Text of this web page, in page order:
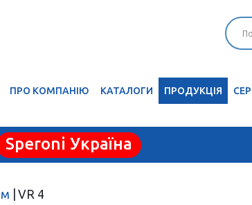
ПРО КОМПАНІЮ КАТАЛОГИ ПРОДУКЦІЯ
Speroni Україна
VR 4